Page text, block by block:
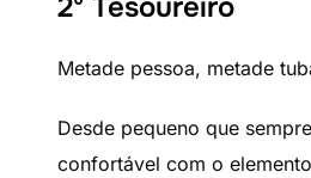
2º Tesoureiro
Metade pessoa, metade
Desde pequeno que
confortável com o